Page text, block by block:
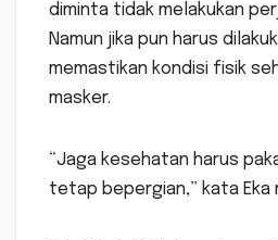
diminta tidak melakukan
Namun jika pun harus
memastikan kondisi fisik
masker.
“Jaga kesehatan harus
tetap bepergian,” kata Eka